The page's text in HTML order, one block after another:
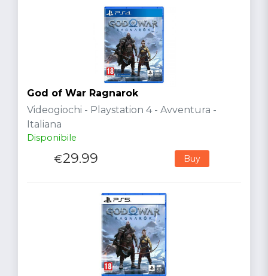
God of War Ragnarok
Videogiochi - Playstation 4 - Avventura -
Italiana
Disponibile
€29.99 Buy